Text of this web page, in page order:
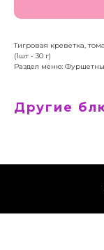
Тигровая креветка,
(1шт - 30 г)
Раздел меню:
Другие